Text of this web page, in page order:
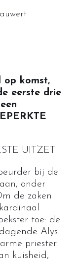
op komst,
eerste drie
UITZET
bij de
onder
de zaken
toe: de
Alys.
priester
kuisheid,